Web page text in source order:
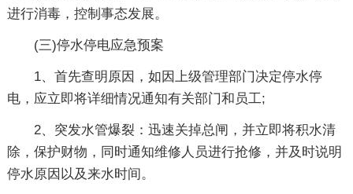
进行消毒，控制事态发展。
(三)停水停电应急预案
1、首先查明原因，如因上级管理部门决定停水停
电，应立即将详细情况通知有关部门和员工;
2、突发水管爆裂：迅速关掉总闸，并立即将积水清
除，保护财物，同时通知维修人员进行抢修，并及时说明
停水原因以及来水时间。